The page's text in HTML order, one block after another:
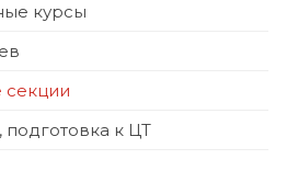
курсы
секции
подготовка к ЦТ